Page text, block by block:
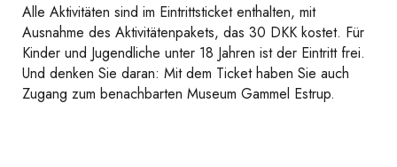
Alle Aktivitäten sind im Eintrittsticket enthalten, mit
Ausnahme des Aktivitätenpakets, das 30 DKK kostet. Für
Kinder und Jugendliche unter 18 Jahren ist der Eintritt frei.
Und denken Sie daran: Mit dem Ticket haben Sie auch
Zugang zum benachbarten Museum Gammel Estrup.